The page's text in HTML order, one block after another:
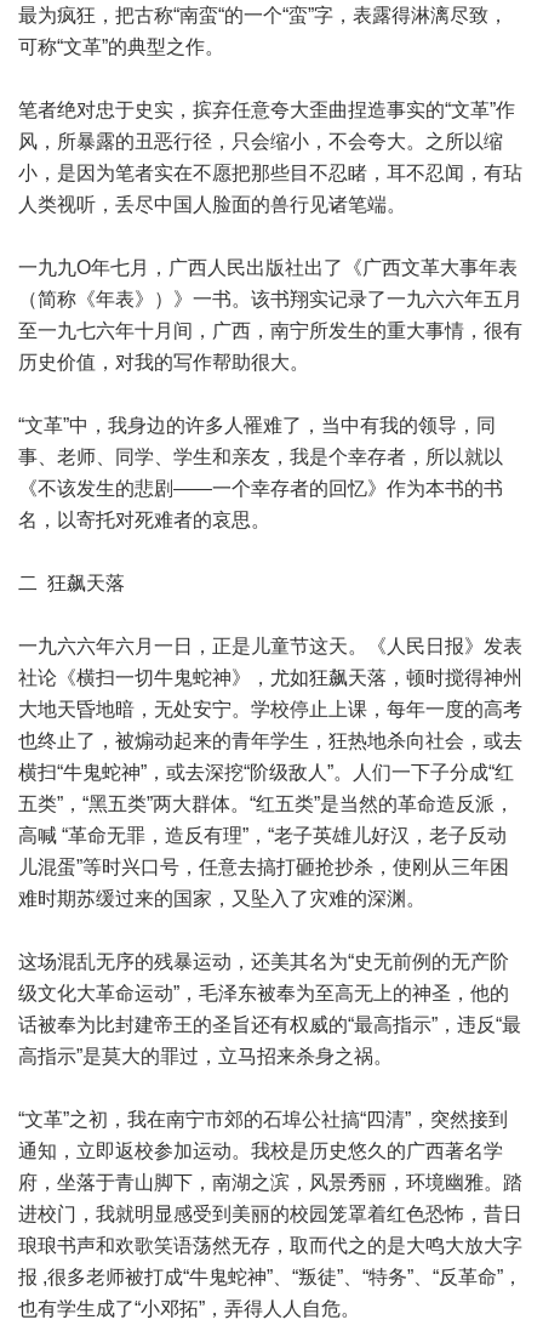
最为疯狂，把古称“南蛮“的一个“蛮”字，表露得淋漓尽致，
可称“文革”的典型之作。
笔者绝对忠于史实，摈弃任意夸大歪曲捏造事实的“文革”作
风，所暴露的丑恶行径，只会缩小，不会夸大。之所以缩
小，是因为笔者实在不愿把那些目不忍睹，耳不忍闻，有玷
人类视听，丢尽中国人脸面的兽行见诸笔端。
一九九O年七月，广西人民出版社出了《广西文革大事年表
（简称《年表》）》一书。该书翔实记录了一九六六年五月
至一九七六年十月间，广西，南宁所发生的重大事情，很有
历史价值，对我的写作帮助很大。
“文革”中，我身边的许多人罹难了，当中有我的领导，同
事、老师、同学、学生和亲友，我是个幸存者，所以就以
《不该发生的悲剧——一个幸存者的回忆》作为本书的书
名，以寄托对死难者的哀思。
二 狂飙天落
一九六六年六月一日，正是儿童节这天。《人民日报》发表
社论《横扫一切牛鬼蛇神》，尤如狂飙天落，顿时搅得神州
大地天昏地暗，无处安宁。学校停止上课，每年一度的高考
也终止了，被煽动起来的青年学生，狂热地杀向社会，或去
横扫“牛鬼蛇神”，或去深挖“阶级敌人”。人们一下子分成“红
五类”，“黑五类”两大群体。“红五类”是当然的革命造反派，
高喊 “革命无罪，造反有理”，“老子英雄儿好汉，老子反动
儿混蛋”等时兴口号，任意去搞打砸抢抄杀，使刚从三年困
难时期苏缓过来的国家，又坠入了灾难的深渊。
这场混乱无序的残暴运动，还美其名为“史无前例的无产阶
级文化大革命运动”，毛泽东被奉为至高无上的神圣，他的
话被奉为比封建帝王的圣旨还有权威的“最高指示”，违反“最
高指示”是莫大的罪过，立马招来杀身之祸。
“文革”之初，我在南宁市郊的石埠公社搞“四清”，突然接到
通知，立即返校参加运动。我校是历史悠久的广西著名学
府，坐落于青山脚下，南湖之滨，风景秀丽，环境幽雅。踏
进校门，我就明显感受到美丽的校园笼罩着红色恐怖，昔日
琅琅书声和欢歌笑语荡然无存，取而代之的是大鸣大放大字
报 ,很多老师被打成“牛鬼蛇神”、“叛徒”、“特务”、“反革命”，
也有学生成了“小邓拓”，弄得人人自危。